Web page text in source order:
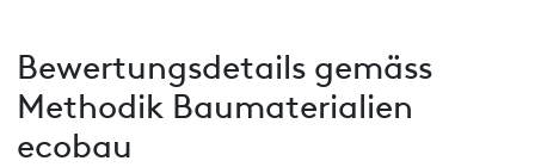
Bewertungsdetails gemäss
Methodik Baumaterialien
ecobau